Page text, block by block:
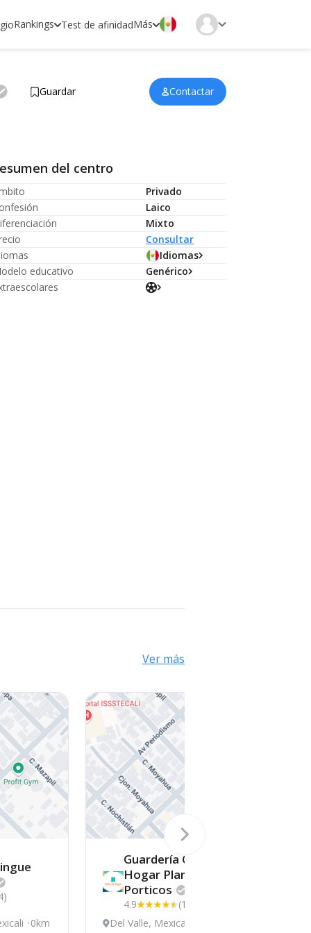
Rankings Test de afinidadMás
Guardar
Contactar
del centro
Privado
Laico
Mixto
Consultar
Idiomas
educativo
Genérico
Ver más
0km
Guardería Calor De
Hogar Plantel
Porticos
4.9
(13)
Del Valle, Mexicali